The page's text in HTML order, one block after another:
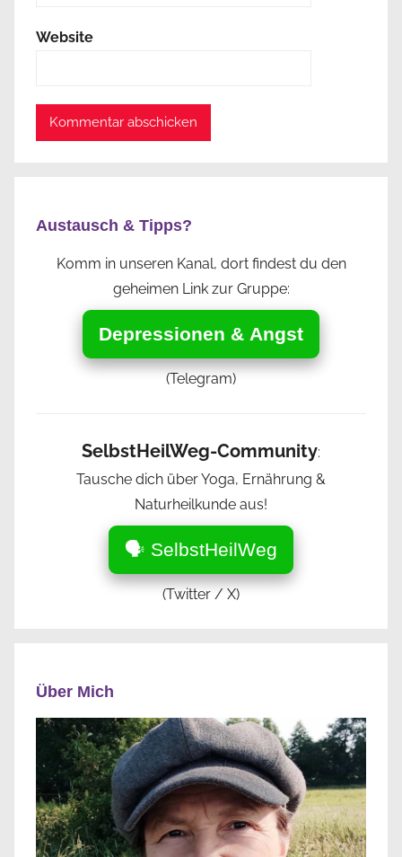
Website
Austausch & Tipps?
Komm in unseren Kanal, dort findest du den
geheimen Link zur Gruppe:
Depressionen & Angst
(Telegram)
SelbstHeilWeg-Community:
Tausche dich über Yoga, Ernährung &
Naturheilkunde aus!
🗣️ SelbstHeilWeg
(Twitter / X)
Über Mich